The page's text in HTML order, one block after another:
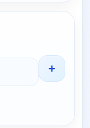
+